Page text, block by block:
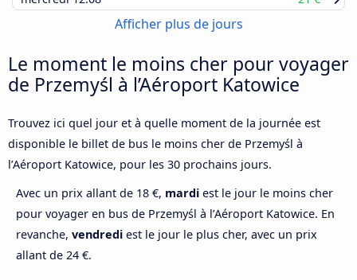
Afficher plus de jours
Le moment le moins cher pour voyager
de Przemyśl à l’Aéroport Katowice
Trouvez ici quel jour et à quelle moment de la journée est
disponible le billet de bus le moins cher de Przemyśl à
l’Aéroport Katowice, pour les 30 prochains jours.
Avec un prix allant de 18 €, mardi est le jour le moins cher
pour voyager en bus de Przemyśl à l’Aéroport Katowice. En
revanche, vendredi est le jour le plus cher, avec un prix
allant de 24 €.